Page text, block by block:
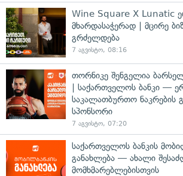
Wine Square X Lunatic
მხარდასაჭერად | მცირე
გრძელდება
7 აგვისტო, 08:16
თორნიკე შენგელია
| საქართველოს ბანკი —
საკალათბურთო ნაკრების
სპონსორი
7 აგვისტო, 07:20
საქართველოს ბანკის
განახლება — ახალი
მომხმარებლებისთვის